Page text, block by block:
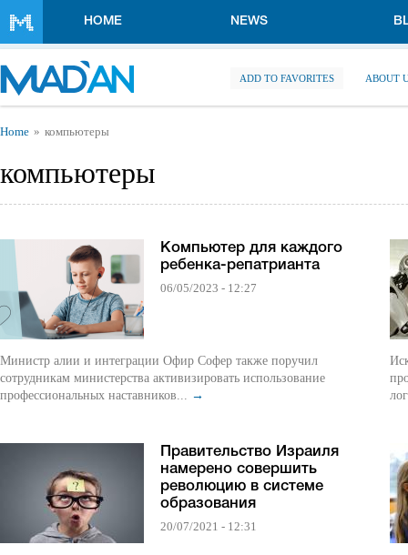
HOME NEWS
ADD TO FAVORITES ABOUT
You are here
Home компьютеры
компьютеры
Компьютер для каждого
ребенка-репатрианта
06/05/2023 - 12:27
Министр алии и интеграции Офир Софер также поручил
сотрудникам министерства активизировать использование
профессиональных наставников... →
Правительство Израиля
намерено совершить
революцию в системе
образования
20/07/2021 - 12:31